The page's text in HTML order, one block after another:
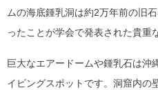
ムの海底鍾乳洞は約2万年前の旧
ったことが学会で発表された貴重
巨大なエアードームや鍾乳石は沖
イビングスポットです。洞窟内の